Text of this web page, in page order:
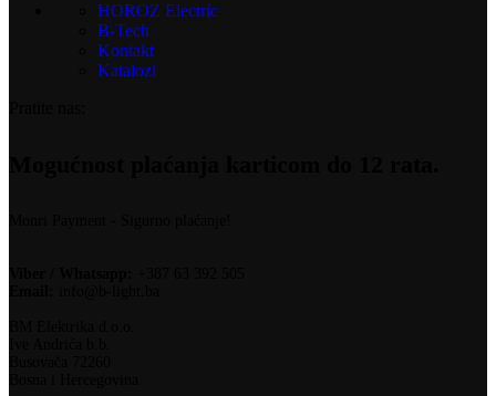
HOROZ Electric
B-Tech
Kontakt
Katalozi